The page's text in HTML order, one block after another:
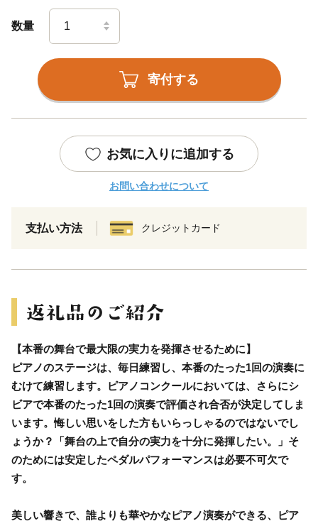
数量
寄付する
お気に入りに追加する
お問い合わせについて
支払い方法 クレジットカード
【本番の舞台で最大限の実力を発揮させるために】
ピアノのステージは、毎日練習し、本番のたった1回の演奏に
むけて練習します。ピアノコンクールにおいては、さらにシ
ビアで本番のたった1回の演奏で評価され合否が決定してしま
います。悔しい思いをした方もいらっしゃるのではないでし
ょうか？「舞台の上で自分の実力を十分に発揮したい。」そ
のためには安定したペダルパフォーマンスは必要不可欠で
す。
美しい響きで、誰よりも華やかなピアノ演奏ができる、ピア